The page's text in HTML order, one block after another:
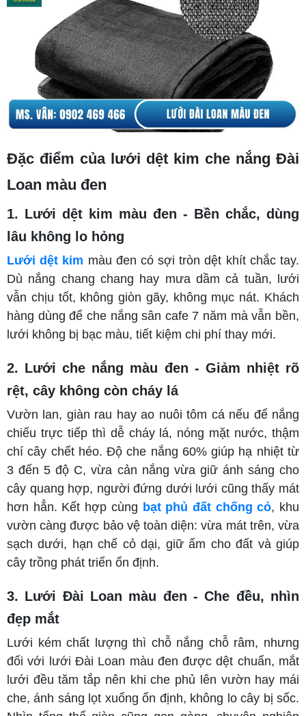
Đặc điểm của lưới dệt kim che nắng Đài
Loan màu đen
1. Lưới dệt kim màu đen - Bền chắc, dùng
lâu không lo hỏng
Lưới dệt kim màu đen có sợi tròn dệt khít chắc tay.
Dù nắng chang chang hay mưa dầm cả tuần, lưới
vẫn chịu tốt, không giòn gãy, không mục nát. Khách
hàng dùng để che nắng sân cafe 7 năm mà vẫn bền,
lưới không bị bạc màu, tiết kiệm chi phí thay mới.
2. Lưới che nắng màu đen - Giảm nhiệt rõ
rệt, cây không còn cháy lá
Vườn lan, giàn rau hay ao nuôi tôm cá nếu để nắng
chiếu trực tiếp thì dễ cháy lá, nóng mặt nước, thậm
chí cây chết héo. Độ che nắng 60% giúp hạ nhiệt từ
3 đến 5 độ C, vừa cản nắng vừa giữ ánh sáng cho
cây quang hợp, người đứng dưới lưới cũng thấy mát
hơn hẳn. Kết hợp cùng bạt phủ đất chống cỏ, khu
vườn càng được bảo vệ toàn diện: vừa mát trên, vừa
sạch dưới, hạn chế cỏ dại, giữ ẩm cho đất và giúp
cây trồng phát triển ổn định.
3. Lưới Đài Loan màu đen - Che đều, nhìn
đẹp mắt
Lưới kém chất lượng thì chỗ nắng chỗ râm, nhưng
đối với lưới Đài Loan màu đen được dệt chuẩn, mắt
lưới đều tăm tắp nên khi che phủ lên vườn hay mái
che, ánh sáng lọt xuống ổn định, không lo cây bị sốc.